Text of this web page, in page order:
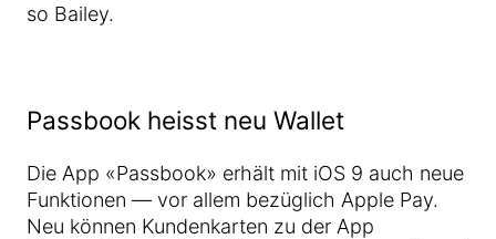
so Bailey.
Passbook heisst neu Wallet
Die App «Passbook» erhält mit iOS 9 auch neue
Funktionen — vor allem bezüglich Apple Pay.
Neu können Kundenkarten zu der App